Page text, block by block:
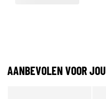
AANBEVOLEN VOOR JOU